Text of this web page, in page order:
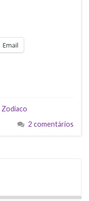
Email
Zodíaco
2 comentários